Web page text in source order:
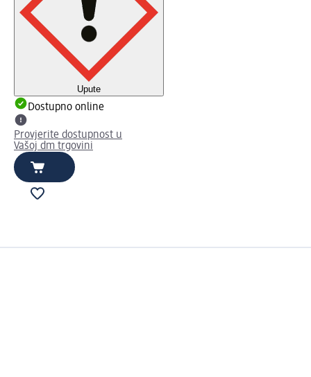
Upute
Dostupno online
Provjerite dostupnost u
Vašoj dm trgovini